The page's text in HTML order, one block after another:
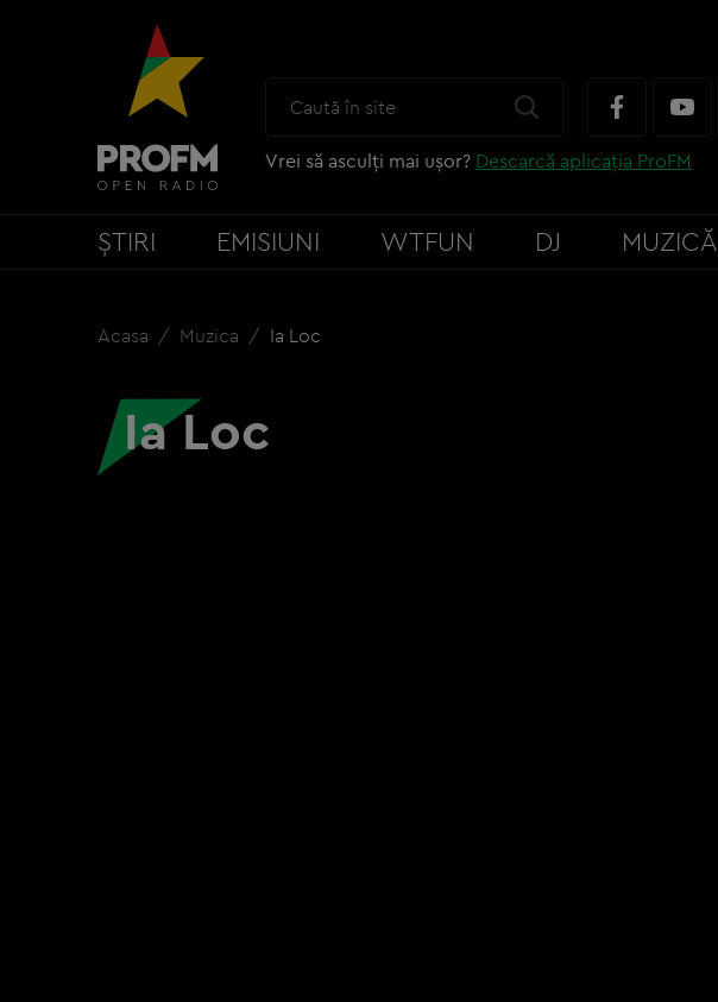
Vrei să asculți mai ușor? Descarcă aplicația ProFM
ȘTIRI EMISIUNI WTFUN DJ MUZICĂ
Acasa Muzica Ia Loc
Ia Loc